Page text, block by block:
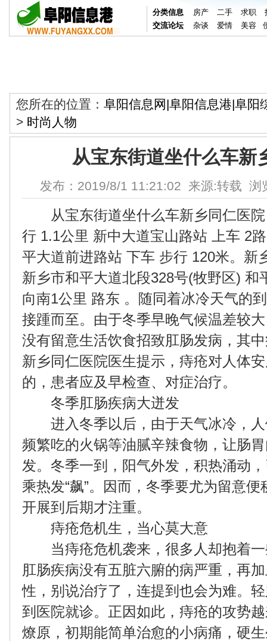
分类信息 房产 二手 求职
交流论坛
杂谈 爱情 美容
您所在的位置： 阜阳信息网|阜阳信息港|阜阳
> 时尚人物
从宝东街道坐什么车新
发布：2019/8/1 11:21:02 来源:转载 浏
从宝东街道坐什么车新乡同仁医院
行 1.1公里 新中大道宝山路站 上车 2
平大道前进路站 下车 步行 120米。新
新乡市和平大道北段328号(牧野区) 和
向南1公里 路东 。随同着冰冷天气的
接踵而至。由于冬季早晚气候温差较
没有留意生活饮食招致肛肠发病，其
新乡同仁医院医生提示，痔疮对人体
的，患者应及早检查、对症治疗。
冬季肛肠疾病大迸发
进入冬季以后，由于天气冰冷，人
频繁吃的火锅等油腻辛辣食物，让肠
发。冬季一到，阳气外发，积热涌动
乘热发“飙”。因而，冬季要尤为留意
开展到后期才注重。
痔疮危机生，当心莫大意
当痔疮危机袭来，很多人却抱着一
肛肠疾病没有五脏六腑的病严重，再
性，别说治疗了，连提到也会为难。
到医院就诊。正因如此，痔疮的攻势
燎原，初期能简单治愈的小病痛，硬